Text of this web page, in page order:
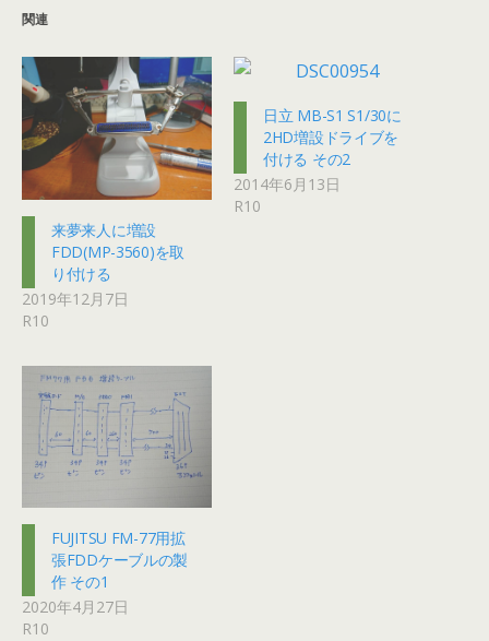
関連
来夢来人に増設
FDD(MP-3560)を取
り付ける
2019年12月7日
R10
日立 MB-S1 S1/30に
2HD増設ドライブを
付ける その2
2014年6月13日
R10
FUJITSU FM-77用拡
張FDDケーブルの製
作 その1
2020年4月27日
R10